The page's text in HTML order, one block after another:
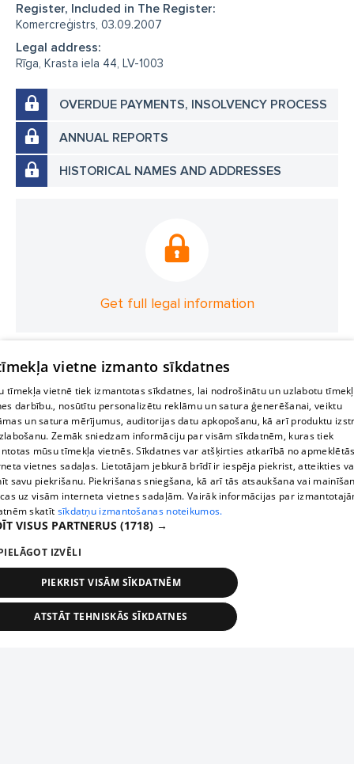
Register, Included in The Register:
Komercreģistrs, 03.09.2007
Legal address:
Rīga, Krasta iela 44, LV-1003
OVERDUE PAYMENTS, INSOLVENCY PROCESS
ANNUAL REPORTS
HISTORICAL NAMES AND ADDRESSES
Get full legal information
vietne izmanto sīkdatnes
tīmekļa vietnē tiek izmantotas sīkdatnes, lai nodrošinātu un uzlabotu
darbību., nosūtītu personalizētu reklāmu un satura ģenerēšanai, veiktu
un satura mērījumus, auditorijas datu apkopošanu, kā arī produktu
Zemāk sniedzam informāciju par visām sīkdatnēm, kuras tiek
mūsu tīmekļa vietnēs. Sīkdatnes var atšķirties atkarībā no
vietnes sadaļas. Lietotājam jebkurā brīdī ir iespēja piekrist, atteikties
savu piekrišanu. Piekrišanas sniegšana, kā arī tās atsaukšana vai
uz visām interneta vietnes sadaļām. Vairāk informācijas par
skatīt sīkdatņu izmantošanas noteikumos.
VISUS PARTNERUS (1718) →
IZVĒLI
PIEKRIST VISĀM SĪKDATNĒM
ATSTĀT TEHNISKĀS SĪKDATNES